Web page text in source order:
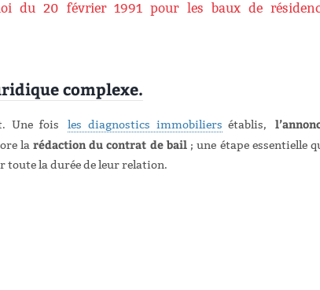
du 20 février 1991 pour les baux de
complexe.
Une foisles diagnostics immobiliers établis,
larédaction du contrat de bail; une étape essentielle
toute la durée de leur relation.